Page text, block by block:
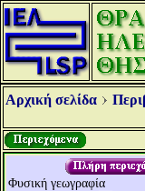
Αρχική σελίδα
Φυσική γεωγραφία